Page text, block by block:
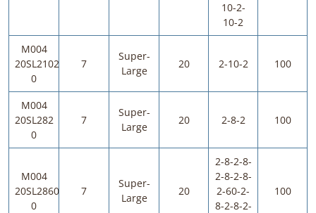
10-2-
10-2
M004
20SL2102
0
7
Super-
Large
20 2-10-2 100
M004
20SL282
0
7
Super-
Large
20 2-8-2 100
M004
20SL2860
0
7
Super-
Large
20
2-8-2-8-
2-8-2-8-
2-60-2-
8-2-8-2-
100